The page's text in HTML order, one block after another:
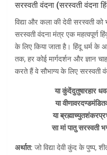
सरस्वती वंदना (सरस्वती वंदना
विद्या और कला की देवी सरस्वती को
सरस्वती वंदना मंत्र एक महत्वपूर्ण
के लिए किया जाता है। हिंदू धर्म के
तक, हर कोई मार्गदर्शन और ज्ञान
करते हैं वे सौभाग्य के लिए सरस्वती
या कुंदेंदुतुषारहार
या
या
सा मां पातु सरस्वती
अर्थात:जो विद्या देवी कुंद के पुष्प,